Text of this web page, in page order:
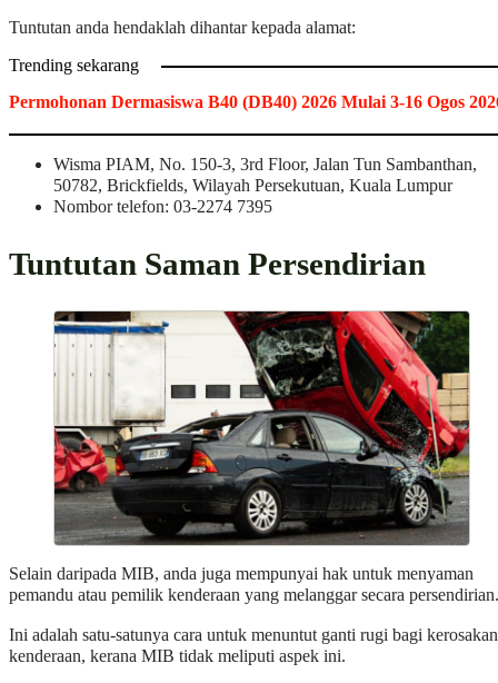
Tuntutan anda hendaklah dihantar kepada alamat:
Trending sekarang
Permohonan Dermasiswa B40 (DB40) 2026 Mulai 3-16 Ogos
Wisma PIAM, No. 150-3, 3rd Floor, Jalan Tun Sambanthan,
50782, Brickfields, Wilayah Persekutuan, Kuala Lumpur
Nombor telefon: 03-2274 7395
Tuntutan Saman Persendirian
Selain daripada MIB, anda juga mempunyai hak untuk menyaman
pemandu atau pemilik kenderaan yang melanggar secara persendirian.
Ini adalah satu-satunya cara untuk menuntut ganti rugi bagi kerosakan
kenderaan, kerana MIB tidak meliputi aspek ini.